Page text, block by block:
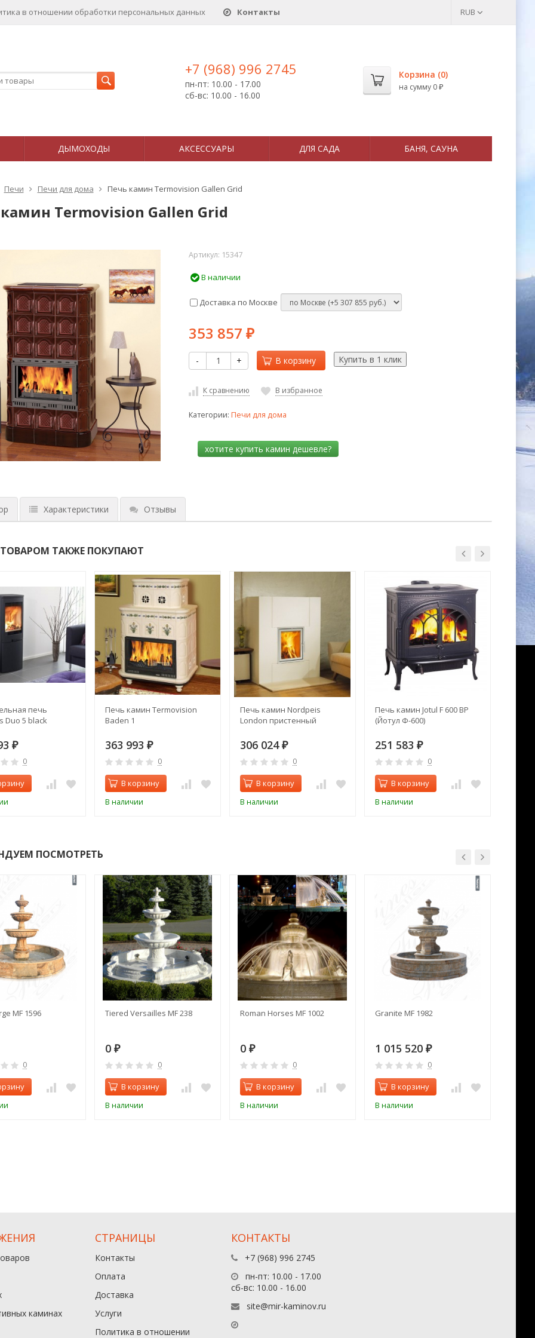
в отношении обработки персональных данныx Контакты RUB
+7 (968) 996 2745
пн-пт: 10.00 - 17.00
сб-вс: 10.00 - 16.00
Корзина (0)
на сумму 0 ₽
ДЫМОХОДЫ АКСЕССУАРЫ ДЛЯ САДА БАНЯ, САУНА
Печи Печи для дома Печь камин Termovision Gallen Grid
Termovision Gallen Grid
Артикул: 15347
В наличии
Доставка по Москве
353 857 ₽
- + В корзину
К сравнению В избранное
Категории: Печи для дома
Характеристики Отзывы
ТАКЖЕ ПОКУПАЮТ
печь
Duo 5 black
₽
0
Печь камин Termovision
Baden 1
363 993 ₽
0
В корзину
В наличии
Печь камин Nordpeis
London пристенный
306 024 ₽
0
В корзину
В наличии
Печь камин Jotul F 600 BP
(Йотул Ф-600)
251 583 ₽
0
В корзину
В наличии
ПОСМОТРЕТЬ
MF 1596
0
Tiered Versailles MF 238
0 ₽
0
В корзину
В наличии
Roman Horses MF 1002
0 ₽
0
В корзину
В наличии
Granite MF 1982
1 015 520 ₽
0
В корзину
В наличии
каминах
СТРАНИЦЫ
Контакты
Оплата
Доставка
Услуги
Политика в отношении
КОНТАКТЫ
+7 (968) 996 2745
пн-пт: 10.00 - 17.00
сб-вс: 10.00 - 16.00
site@mir-kaminov.ru